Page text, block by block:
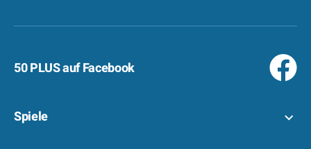
50 PLUS auf Facebook
Spiele